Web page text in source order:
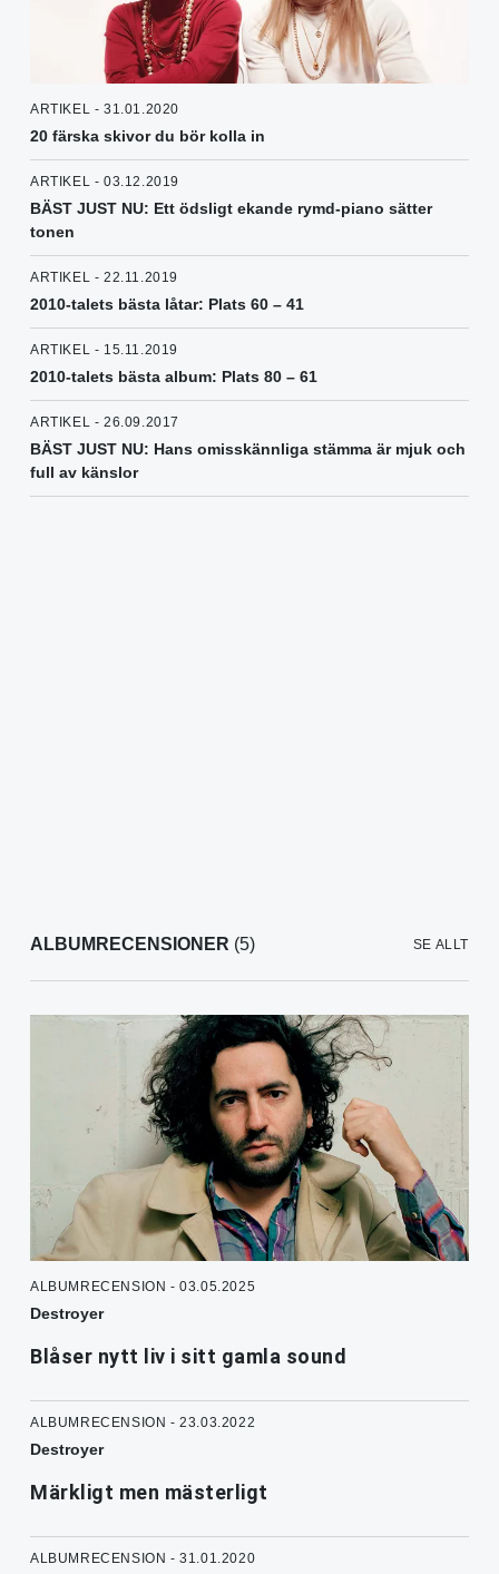
ARTIKEL - 31.01.2020
20 färska skivor du bör kolla in
ARTIKEL - 03.12.2019
BÄST JUST NU: Ett ödsligt ekande rymd-piano sätter
tonen
ARTIKEL - 22.11.2019
2010-talets bästa låtar: Plats 60 – 41
ARTIKEL - 15.11.2019
2010-talets bästa album: Plats 80 – 61
ARTIKEL - 26.09.2017
BÄST JUST NU: Hans omisskännliga stämma är mjuk och
full av känslor
ALBUMRECENSIONER (5) SE ALLT
ALBUMRECENSION - 03.05.2025
Destroyer
Blåser nytt liv i sitt gamla sound
ALBUMRECENSION - 23.03.2022
Destroyer
Märkligt men mästerligt
ALBUMRECENSION - 31.01.2020